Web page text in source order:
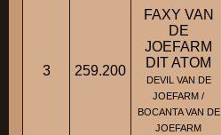
3 259.200
FAXY VAN
DE
JOEFARM
DIT ATOM
DEVIL VAN DE
JOEFARM /
BOCANTA VAN DE
JOEFARM